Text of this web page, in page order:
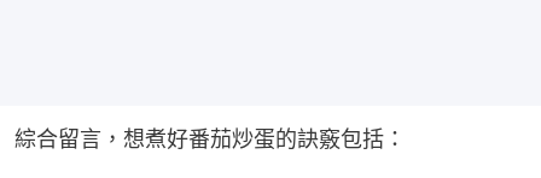
綜合留言，想煮好番茄炒蛋的訣竅包括：